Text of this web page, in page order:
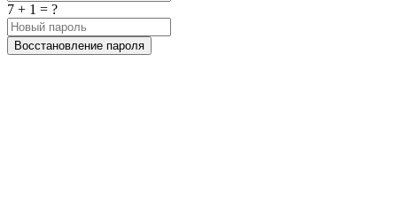
7 + 1 = ?
Восстановление пароля